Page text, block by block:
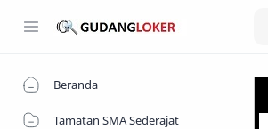
Beranda
Tamatan SMA Sederajat